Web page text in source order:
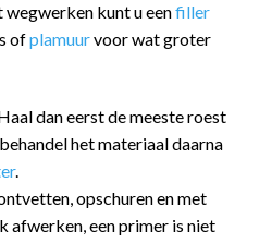
wegwerken kunt u eenfiller
ofplamuurvoor wat groter
dan eerst de meeste roest
het materiaal daarna
.
opschuren en met
een primer is niet